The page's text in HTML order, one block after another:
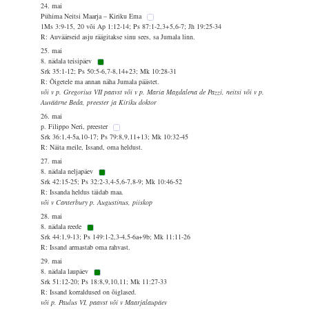
24. mai
Pühima Neitsi Maarja – Kiriku Ema
1Ms 3:9-15, 20 või Ap 1:12-14; Ps 87:1-2,3+5,6-7; Jh 19:25-34
R: Auväärseid asju räägitakse sinu sees, sa Jumala linn.
25. mai
8. nädala teisipäev
Srk 35:1-12; Ps 50:5-6,7-8,14+23; Mk 10:28-31
R: Õigetele ma annan näha Jumala päästet.
või v p. Gregorius VII paavst või v p. Maria Magdalena de Pazzi, neitsi või v p.
Auväärne Beda, preester ja Kiriku doktor
26. mai
p. Filippo Neri, preester
Srk 36:1,4-5a,10-17; Ps 79:8,9,11+13; Mk 10:32-45
R: Näita meile, Issand, oma heldust.
27. mai
8. nädala neljapäev
Srk 42:15-25; Ps 32:2-3,4-5,6-7,8-9; Mk 10:46-52
R: Issanda heldus täidab maa.
või v Canterbury p. Augustinus, piiskop
28. mai
8. nädala reede
Srk 44:1,9-13; Ps 149:1-2,3-4,5-6a+9b; Mk 11:11-26
R: Issand armastab oma rahvast.
29. mai
8. nädala laupäev
Srk 51:12-20; Ps 18:8,9,10,11; Mk 11:27-33
R: Issand korraldused on õiglased.
või p. Paulus VI, paavst või v Maarjalaupäev